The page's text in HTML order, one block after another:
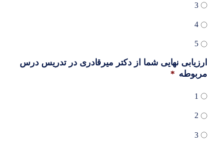
3
4
5
ارزیابی نهایی شما از دکتر میرقادری در تدریس درس
مربوطه *
1
2
3